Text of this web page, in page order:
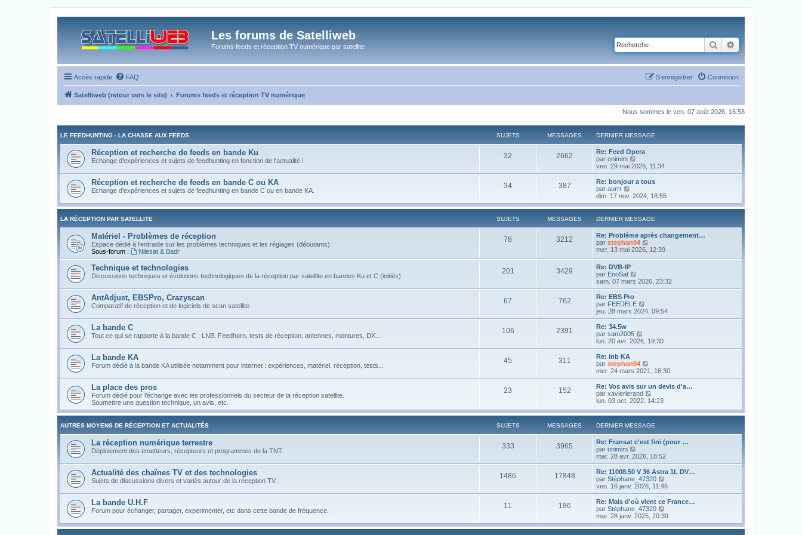
Les forums de Satelliweb
Forums feeds et réception TV numérique par satellite Rechercher
Accès rapide FAQ Connexion
S’enregistrer
Satelliweb (retour vers le site) Forums feeds et réception TV numérique
Nous sommes le ven. 07 août 2026, 16:58
LE FEEDHUNTING - LA CHASSE AUX FEEDS SUJETS MESSAGES DERNIER MESSAGE
Réception et recherche de feeds en bande Ku
Echange d'expériences et sujets de feedhunting en fonction de l'actualité !
32 2662
Re: Feed Opera
par onimim
o
i
r
e
e
r
n
i
e
r
m
e
a
g
ven. 29 mai 2026, 11:34
Réception et recherche de feeds en bande C ou KA
Echange d'expériences et sujets de feedhunting en bande C ou en bande KA.
34 387
Re: bonjour a tous
par aurrr
o
i
r
l
e
r
n
i
e
r
m
e
s
s
a
g
dim. 17 nov. 2024, 18:55
LA RÉCEPTION PAR SATELLITE SUJETS MESSAGES DERNIER MESSAGE
Matériel - Problèmes de réception
Espace dédié à l'entraide sur les problèmes techniques et les réglages (débutants)
Sous-forum :
Nilesat & Badr
78 3212
Re: Problème après changement…
par stephan94
o
e
d
e
i
e
e
s
g
e
mer. 13 mai 2026, 12:39
Technique et technologies
Discussions techniques et évolutions technologiques de la réception par satellite en bandes Ku et C (initiés)
201 3429
Re: DVB-IP
par EnoSat
o
i
e
r
n
i
m
e
s
s
a
g
e
sam. 07 mars 2026, 23:32
AntAdjust, EBSPro, Crazyscan
Comparatif de réception et de logiciels de scan satellite.
67 762
Re: EBS Pro
par FEEDELE
o
i
e
r
n
i
r
m
e
s
s
a
e
jeu. 28 mars 2024, 09:54
La bande C
Tout ce qui se rapporte à la bande C : LNB, Feedhorn, tests de réception, antennes, montures, DX...
106 2391
Re: 34.5w
par sam2005
o
i
l
e
r
n
i
e
m
e
s
a
g
e
lun. 20 avr. 2026, 19:30
La bande KA
Forum dédié à la bande KA utilisée notamment pour internet : expériences, matériel, réception, tests...
45 311
Re: lnb KA
par stephan94
o
i
r
l
e
e
n
i
e
m
e
s
s
g
e
mer. 24 mars 2021, 16:30
La place des pros
Forum dédié pour l’échange avec les professionnels du secteur de la réception satellite.
Soumettre une question technique, un avis, etc.
23 152
Re: Vos avis sur un devis d'a…
par xavierlerand
o
r
e
d
e
n
i
e
r
m
e
s
s
a
g
e
lun. 03 oct. 2022, 14:23
AUTRES MOYENS DE RÉCEPTION ET ACTUALITÉS SUJETS MESSAGES DERNIER MESSAGE
La réception numérique terrestre
Déploiement des emetteurs, récepteurs et programmes de la TNT.
333 3965
Re: Fransat c'est fini (pour …
par onimim
o
i
r
e
e
r
n
i
e
mar. 28 avr. 2026, 18:52
Actualité des chaînes TV et des technologies
Sujets de discussions divers et variés autour de la réception TV.
1486 17848
Re: 11008.50 V 36 Astra 1L DV…
par Stéphane_47320
o
i
r
e
e
ven. 16 janv. 2026, 11:46
La bande U.H.F
Forum pour échanger, partager, experimenter, etc dans cette bande de fréquence.
11 186
Re: Mais d'où vient ce France…
par Stéphane_47320
o
i
r
mar. 28 janv. 2025, 20:39